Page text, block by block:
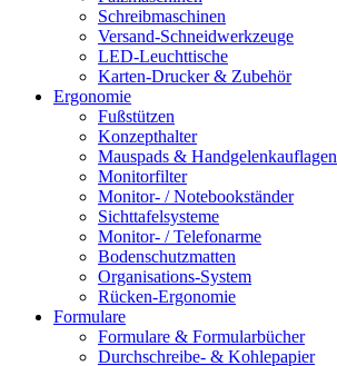
Schreibmaschinen
Versand-Schneidwerkzeuge
LED-Leuchttische
Karten-Drucker & Zubehör
Ergonomie
Fußstützen
Konzepthalter
Mauspads & Handgelenkauflagen
Monitorfilter
Monitor- / Notebookständer
Sichttafelsysteme
Monitor- / Telefonarme
Bodenschutzmatten
Organisations-System
Rücken-Ergonomie
Formulare
Formulare & Formularbücher
Durchschreibe- & Kohlepapier